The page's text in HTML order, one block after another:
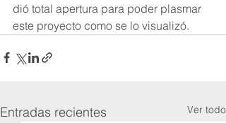
dió total apertura para poder plasmar
este proyecto como se lo visualizó.
Entradas recientes Ver todo